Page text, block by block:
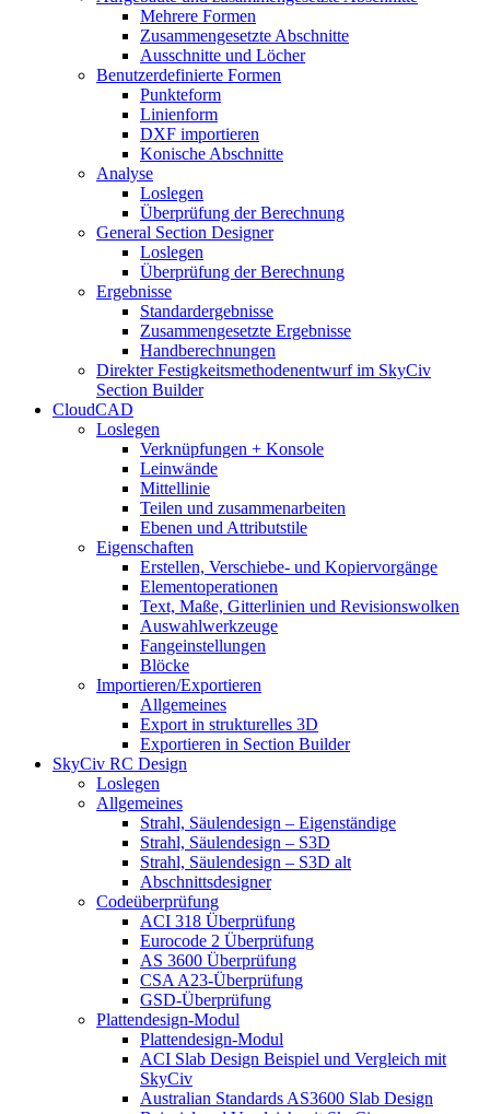
Mehrere Formen
Zusammengesetzte Abschnitte
Ausschnitte und Löcher
Benutzerdefinierte Formen
Punkteform
Linienform
DXF importieren
Konische Abschnitte
Analyse
Loslegen
Überprüfung der Berechnung
General Section Designer
Loslegen
Überprüfung der Berechnung
Ergebnisse
Standardergebnisse
Zusammengesetzte Ergebnisse
Handberechnungen
Direkter Festigkeitsmethodenentwurf im SkyCiv
Section Builder
CloudCAD
Loslegen
Verknüpfungen + Konsole
Leinwände
Mittellinie
Teilen und zusammenarbeiten
Ebenen und Attributstile
Eigenschaften
Erstellen, Verschiebe- und Kopiervorgänge
Elementoperationen
Text, Maße, Gitterlinien und Revisionswolken
Auswahlwerkzeuge
Fangeinstellungen
Blöcke
Importieren/Exportieren
Allgemeines
Export in strukturelles 3D
Exportieren in Section Builder
SkyCiv RC Design
Loslegen
Allgemeines
Strahl, Säulendesign – Eigenständige
Strahl, Säulendesign – S3D
Strahl, Säulendesign – S3D alt
Abschnittsdesigner
Codeüberprüfung
ACI 318 Überprüfung
Eurocode 2 Überprüfung
AS 3600 Überprüfung
CSA A23-Überprüfung
GSD-Überprüfung
Plattendesign-Modul
Plattendesign-Modul
ACI Slab Design Beispiel und Vergleich mit
SkyCiv
Australian Standards AS3600 Slab Design